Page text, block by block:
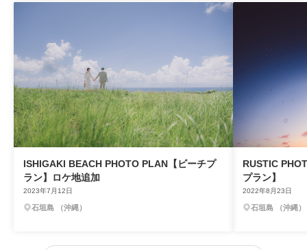
ISHIGAKI BEACH PHOTO PLAN【ビーチプ
ラン】ロケ地追加
2023年7月12日
石垣島 （沖縄）
RUSTIC
プラン】
2022年8月23日
石垣島 （沖縄）